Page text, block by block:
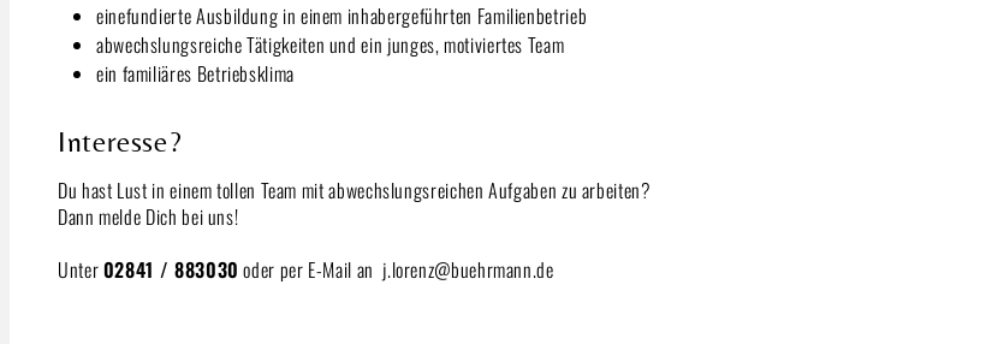
einefundierte Ausbildung in einem inhabergeführten Familienbetrieb
abwechslungsreiche Tätigkeiten und ein junges, motiviertes Team
ein familiäres Betriebsklima
Interesse?
Du hast Lust in einem tollen Team mit abwechslungsreichen Aufgaben zu arbeiten?
Dann melde Dich bei uns!
Unter02841 / 883030 oder per E-Mail an j.lorenz@buehrmann.de